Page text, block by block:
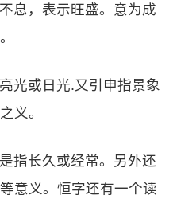
息，表示旺盛。意为成
光或日光.又引申指景象
义。
指长久或经常。另外还
意义。恒字还有一个读